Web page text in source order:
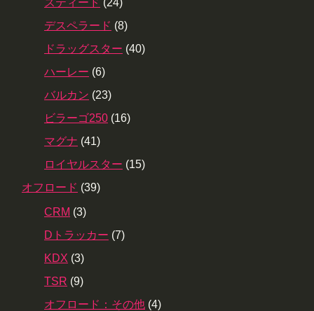
デスペラード (8)
ドラッグスター (40)
ハーレー (6)
バルカン (23)
ビラーゴ250 (16)
マグナ (41)
ロイヤルスター (15)
オフロード (39)
CRM (3)
Dトラッカー (7)
KDX (3)
TSR (9)
オフロード：その他 (4)